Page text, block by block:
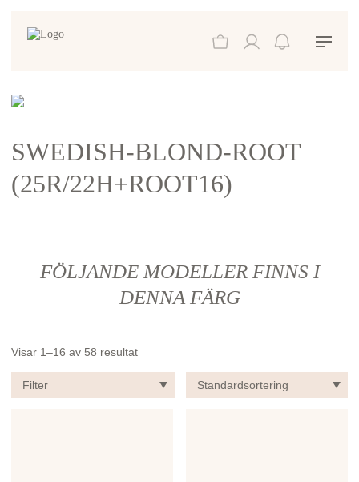
SWEDISH-BLOND-ROOT
(25R/22H+ROOT16)
FÖLJANDE MODELLER FINNS I
DENNA FÄRG
Visar 1–16 av 58 resultat
Filter